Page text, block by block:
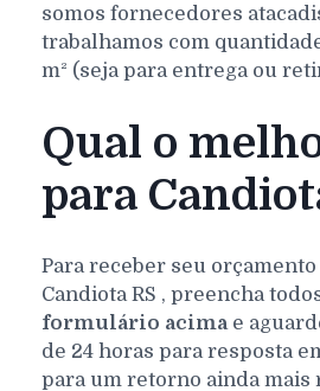
somos fornecedores
trabalhamos com
m² (seja para entrega ou
Qual o
para
Para receber seu
Candiota RS , preencha
formulário acima e
de 24 horas para resposta
para um retorno ainda mais